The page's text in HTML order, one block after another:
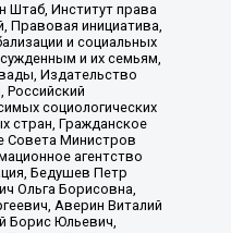
Штаб, Институт права
Правовая инициатива,
и социальных
и их семьям,
Издательство
социологических
стран, Гражданское
Совета Министров
агентство
Бедушев Петр
Ольга Борисовна,
Аверин Виталий
Борис Юльевич,